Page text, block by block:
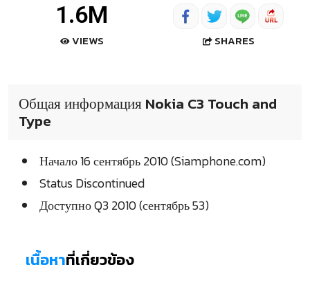
1.6M
VIEWS SHARES
Общая информация Nokia C3 Touch and
Type
Начало 16 сентябрь 2010 (Siamphone.com)
Status Discontinued
Доступно Q3 2010 (сентябрь 53)
เนื้อหาที่เกี่ยวข้อง